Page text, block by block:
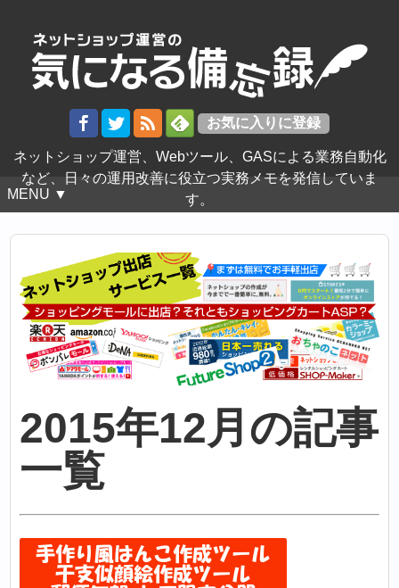
ネットショップ運営、Webツール、GASによる業務自動化
など、日々の運用改善に役立つ実務メモを発信していま
す。
MENU ▼
2015年12月の記事
一覧